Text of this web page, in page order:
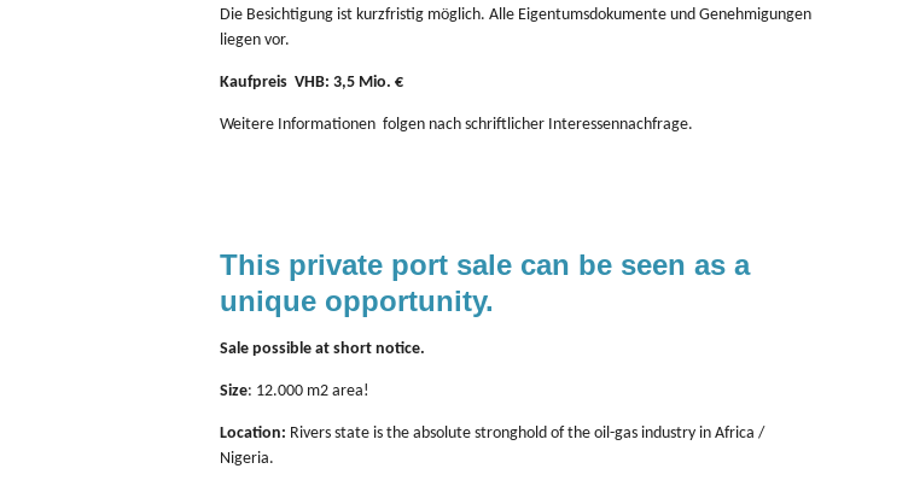
Die Besichtigung ist kurzfristig möglich. Alle Eigentumsdokumente und Genehmigungen
liegen vor.
Kaufpreis VHB: 3,5 Mio. €
Weitere Informationen folgen nach schriftlicher Interessennachfrage.
This private port sale can be seen as a
unique opportunity.
Sale possible at short notice.
Size: 12.000 m2 area!
Location: Rivers state is the absolute stronghold of the oil-gas industry in Africa /
Nigeria.